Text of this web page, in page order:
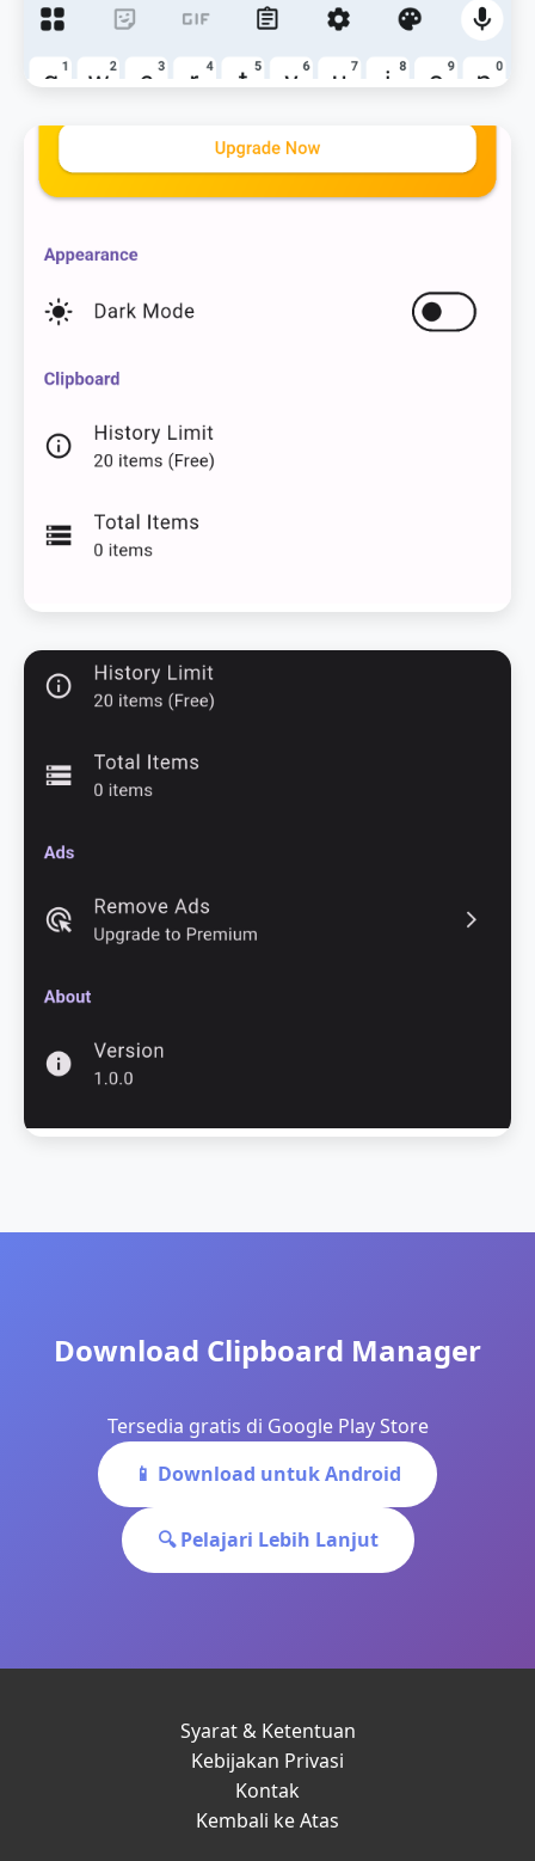
Download Clipboard Manager
Tersedia gratis di Google Play Store
📱 Download untuk Android
🔍 Pelajari Lebih Lanjut
Syarat & Ketentuan
Kebijakan Privasi
Kontak
Kembali ke Atas